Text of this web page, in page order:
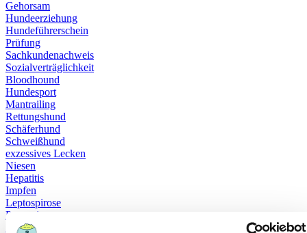
Gehorsam
Hundeerziehung
Hundeführerschein
Prüfung
Sachkundenachweis
Sozialverträglichkeit
Bloodhound
Hundesport
Mantrailing
Rettungshund
Schäferhund
Schweißhund
exzessives Lecken
Niesen
Hepatitis
Impfen
Leptospirose
Parvovirose
Staupe